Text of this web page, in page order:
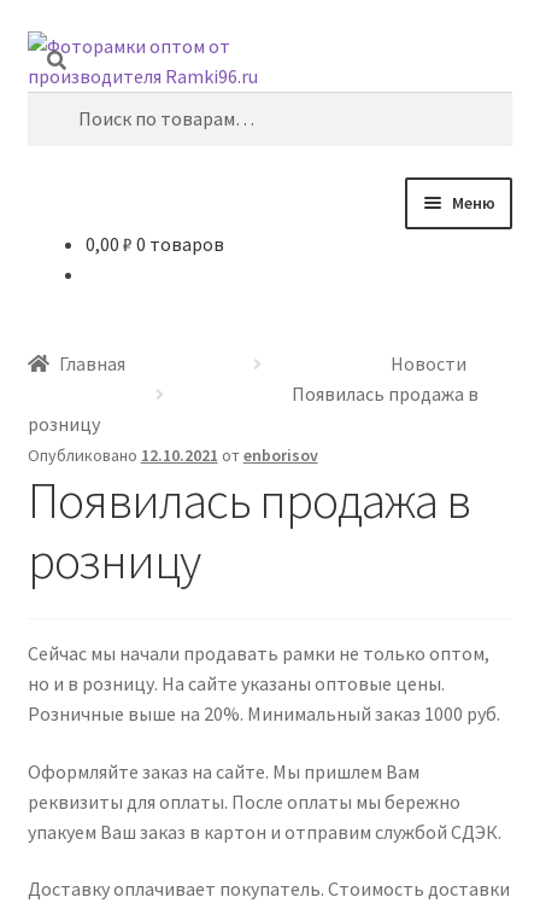
Перейти
к
Перейти
к
Поиск
Меню
21х29,7
30х40
Подрамники
Контакты
Новости
Корзина
0,00 ₽ 0 товаров
Главная
Новости
Появилась продажа в
розницу
Опубликовано 12.10.2021 отenborisov
Появилась продажа в
розницу
Сейчас мы начали продавать рамки не только оптом,
но и в розницу. На сайте указаны оптовые цены.
Розничные выше на 20%. Минимальный заказ 1000 руб.
Оформляйте заказ на сайте. Мы пришлем Вам
реквизиты для оплаты. После оплаты мы бережно
упакуем Ваш заказ в картон и отправим службой СДЭК.
Доставку оплачивает покупатель. Стоимость доставки